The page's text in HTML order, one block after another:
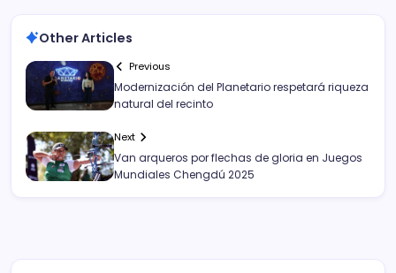
Other Articles
Previous
Modernización del Planetario respetará riqueza
natural del recinto
Next
Van arqueros por flechas de gloria en Juegos
Mundiales Chengdú 2025